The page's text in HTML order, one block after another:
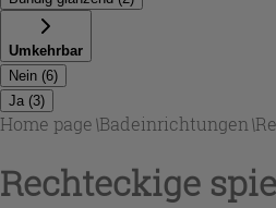
Umkehrbar
Nein (6)
Ja (3)
Home page\Badeinrichtungen \
Rechteckige